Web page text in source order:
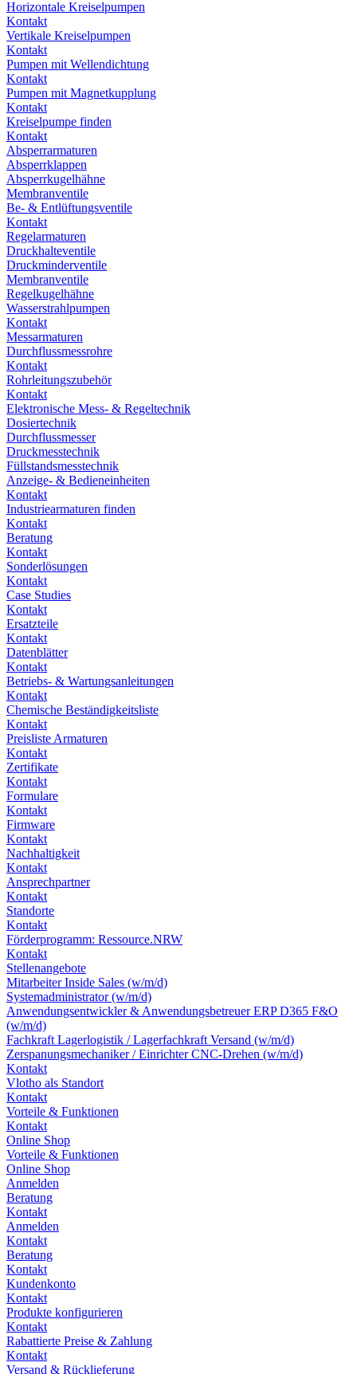
Horizontale Kreiselpumpen
Kontakt
Vertikale Kreiselpumpen
Kontakt
Pumpen mit Wellendichtung
Kontakt
Pumpen mit Magnetkupplung
Kontakt
Kreiselpumpe finden
Kontakt
Absperrarmaturen
Absperrklappen
Absperrkugelhähne
Membranventile
Be- & Entlüftungsventile
Kontakt
Regelarmaturen
Druckhalteventile
Druckminderventile
Membranventile
Regelkugelhähne
Wasserstrahlpumpen
Kontakt
Messarmaturen
Durchflussmessrohre
Kontakt
Rohrleitungszubehör
Kontakt
Elektronische Mess- & Regeltechnik
Dosiertechnik
Durchflussmesser
Druckmesstechnik
Füllstandsmesstechnik
Anzeige- & Bedieneinheiten
Kontakt
Industriearmaturen finden
Kontakt
Beratung
Kontakt
Sonderlösungen
Kontakt
Case Studies
Kontakt
Ersatzteile
Kontakt
Datenblätter
Kontakt
Betriebs- & Wartungsanleitungen
Kontakt
Chemische Beständigkeitsliste
Kontakt
Preisliste Armaturen
Kontakt
Zertifikate
Kontakt
Formulare
Kontakt
Firmware
Kontakt
Nachhaltigkeit
Kontakt
Ansprechpartner
Kontakt
Standorte
Kontakt
Förderprogramm: Ressource.NRW
Kontakt
Stellenangebote
Mitarbeiter Inside Sales (w/m/d)
Systemadministrator (w/m/d)
Anwendungsentwickler & Anwendungsbetreuer ERP D365 F&O
(w/m/d)
Fachkraft Lagerlogistik / Lagerfachkraft Versand (w/m/d)
Zerspanungsmechaniker / Einrichter CNC-Drehen (w/m/d)
Kontakt
Vlotho als Standort
Kontakt
Vorteile & Funktionen
Kontakt
Online Shop
Vorteile & Funktionen
Online Shop
Anmelden
Beratung
Kontakt
Anmelden
Kontakt
Beratung
Kontakt
Kundenkonto
Kontakt
Produkte konfigurieren
Kontakt
Rabattierte Preise & Zahlung
Kontakt
Versand & Rücklieferung